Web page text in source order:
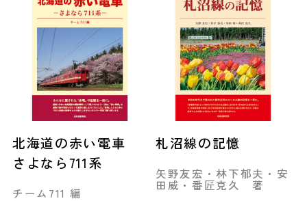
北海道の赤い電車
さよなら711系
チーム711 編
札沼線の記憶
矢野友宏・林下郁夫・安
田威・番匠克久 著